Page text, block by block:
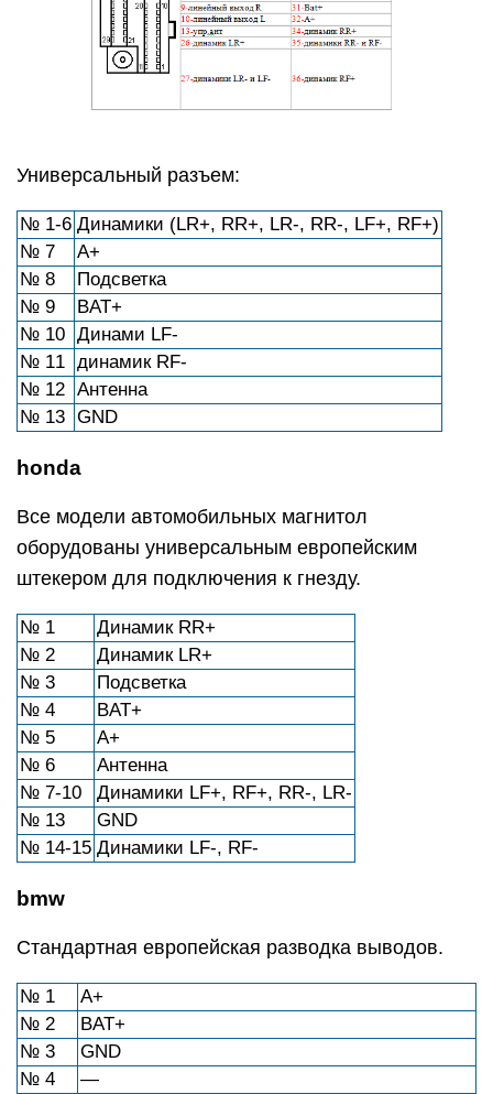
Универсальный разъем:
№ 1-6 Динамики (LR+, RR+, LR-, RR-, LF+, RF+)
№ 7
А+
№ 8
Подсветка
№ 9
BAT+
№ 10 Динами LF-
№ 11 динамик RF-
№ 12 Антенна
№ 13 GND
honda
Все модели автомобильных магнитол
оборудованы универсальным европейским
штекером для подключения к гнезду.
№ 1
Динамик RR+
№ 2
Динамик LR+
№ 3
Подсветка
№ 4
BAT+
№ 5
A+
№ 6
Антенна
№ 7-10
Динамики LF+, RF+, RR-, LR-
№ 13
GND
№ 14-15 Динамики LF-, RF-
bmw
Стандартная европейская разводка выводов.
№ 1
А+
№ 2
BAT+
№ 3
GND
№ 4
—